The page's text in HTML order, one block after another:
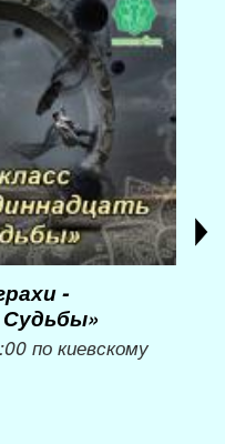
-
по киевскому